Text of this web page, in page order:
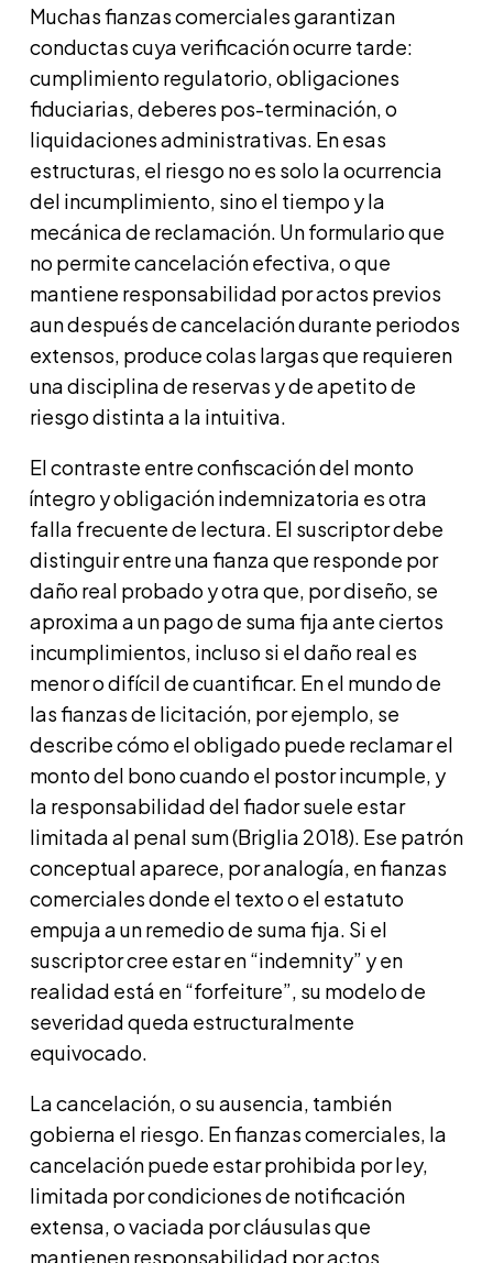
Muchas fianzas comerciales garantizan
conductas cuya verificación ocurre tarde:
cumplimiento regulatorio, obligaciones
fiduciarias, deberes pos-terminación, o
liquidaciones administrativas. En esas
estructuras, el riesgo no es solo la ocurrencia
del incumplimiento, sino el tiempo y la
mecánica de reclamación. Un formulario que
no permite cancelación efectiva, o que
mantiene responsabilidad por actos previos
aun después de cancelación durante periodos
extensos, produce colas largas que requieren
una disciplina de reservas y de apetito de
riesgo distinta a la intuitiva.
El contraste entre confiscación del monto
íntegro y obligación indemnizatoria es otra
falla frecuente de lectura. El suscriptor debe
distinguir entre una fianza que responde por
daño real probado y otra que, por diseño, se
aproxima a un pago de suma fija ante ciertos
incumplimientos, incluso si el daño real es
menor o difícil de cuantificar. En el mundo de
las fianzas de licitación, por ejemplo, se
describe cómo el obligado puede reclamar el
monto del bono cuando el postor incumple, y
la responsabilidad del fiador suele estar
limitada al penal sum (Briglia 2018). Ese patrón
conceptual aparece, por analogía, en fianzas
comerciales donde el texto o el estatuto
empuja a un remedio de suma fija. Si el
suscriptor cree estar en “indemnity” y en
realidad está en “forfeiture”, su modelo de
severidad queda estructuralmente
equivocado.
La cancelación, o su ausencia, también
gobierna el riesgo. En fianzas comerciales, la
cancelación puede estar prohibida por ley,
limitada por condiciones de notificación
extensa, o vaciada por cláusulas que
mantienen responsabilidad por actos